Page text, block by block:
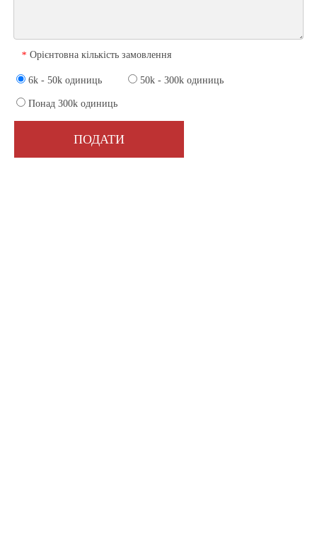
* Орієнтовна кількість замовлення
6k - 50k одиниць 50k - 300k одиниць
Понад 300k одиниць
ПОДАТИ